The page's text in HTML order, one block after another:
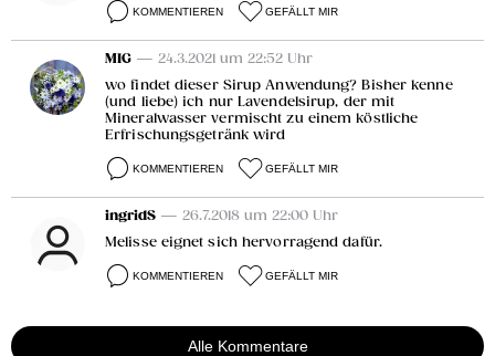
KOMMENTIEREN GEFÄLLT MIR
MIG — 24.3.2021 um 22:52 Uhr
wo findet dieser Sirup Anwendung? Bisher kenne
(und liebe) ich nur Lavendelsirup, der mit
Mineralwasser vermischt zu einem köstliche
Erfrischungsgetränk wird
KOMMENTIEREN GEFÄLLT MIR
ingridS — 26.7.2018 um 22:00 Uhr
Melisse eignet sich hervorragend dafür.
KOMMENTIEREN GEFÄLLT MIR
Alle Kommentare